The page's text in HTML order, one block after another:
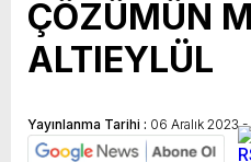
ÇÖZÜMÜN
ALTIEYLÜL
Yayınlanma Tarihi : 06 Aralık 2023 -